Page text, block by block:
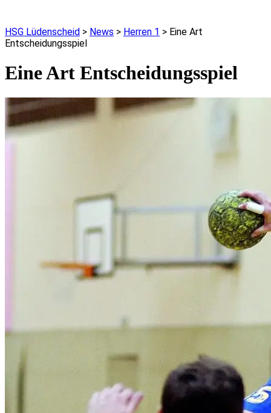
HSG Lüdenscheid > News > Herren 1 > Eine Art
Entscheidungsspiel
Eine Art Entscheidungsspiel